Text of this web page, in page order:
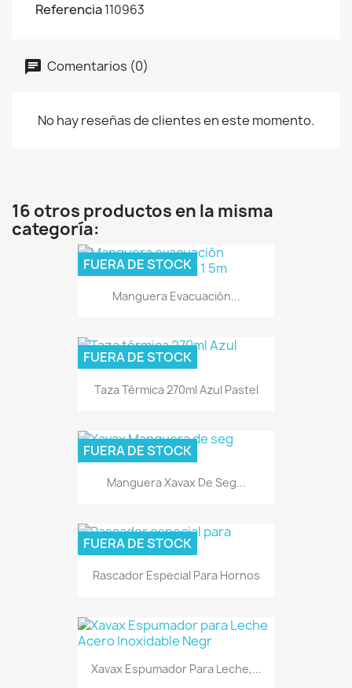
Referencia110963
Comentarios (0)
No hay reseñas de clientes en este momento.
16 otros productos en la misma
categoría:
Manguera Evacuación...
FUERA DE STOCK
Taza Térmica 270ml Azul Pastel
FUERA DE STOCK
Manguera Xavax De Seg...
FUERA DE STOCK
Rascador Especial Para Hornos
FUERA DE STOCK
Xavax Espumador Para Leche,...